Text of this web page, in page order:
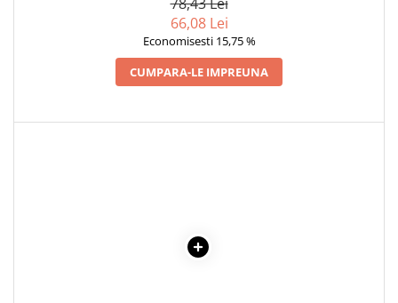
66,08 Lei
Economisesti 15,75 %
CUMPARA-LE IMPREUNA